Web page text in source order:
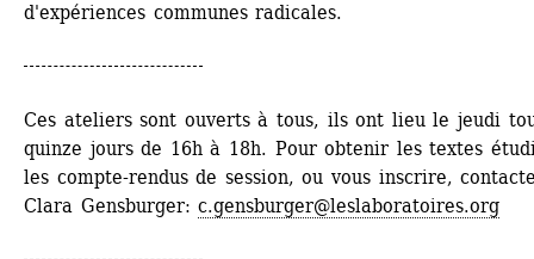
d'expériences communes radicales.
Ces ateliers sont ouverts à tous, ils ont lieu le jeudi
quinze jours de 16h à 18h. Pour obtenir les textes
les compte-rendus de session, ou vous inscrire,
Clara Gensburger: c.gensburger@leslaboratoires.org